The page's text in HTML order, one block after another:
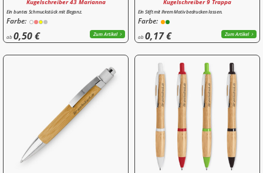
Kugelschreiber 43 Marianna
Ein buntes Schmuckstück mit Eleganz.
Farbe:
ab0,50 € Zum Artikel
Kugelschreiber 9 Trappa
Ein Stift mit Ihrem Motiv bedrucken lassen.
Farbe:
ab0,17 € Zum Artikel